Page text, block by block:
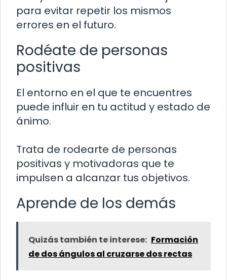
para evitar repetir los mismos
errores en el futuro.
Rodéate de personas
positivas
El entorno en el que te encuentres
puede influir en tu actitud y estado de
ánimo.
Trata de rodearte de personas
positivas y motivadoras que te
impulsen a alcanzar tus objetivos.
Aprende de los demás
Quizás también te interese: Formación
de dos ángulos al cruzarse dos rectas